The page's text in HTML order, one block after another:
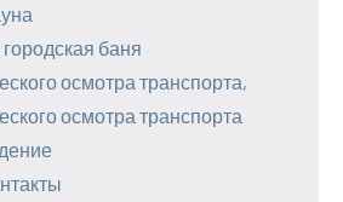
баня
осмотра транспорта,
осмотра транспорта